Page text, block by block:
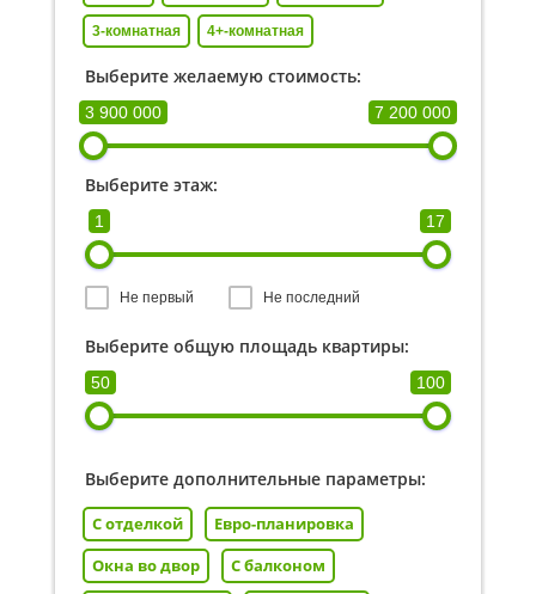
3-комнатная 4+-комнатная
Выберите желаемую стоимость:
3 900 000 7 200 000
Выберите этаж:
1 17
Не первый Не последний
Выберите общую площадь квартиры:
50 100
Выберите дополнительные параметры:
С отделкой
Евро-планировка
Окна во двор
С балконом